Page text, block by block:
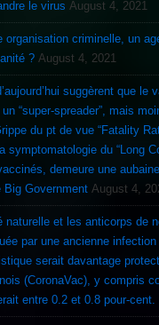
le virus August 4, 2021
organisation criminelle, un
? August 4, 2021
suggèrent que le
“super-spreader”, mais
du pt de vue “Fatality
symptomatologie du “Long
demeure une
Big Government August 4,
naturelle et les anticorps de
par une ancienne
que les
(CoronaVac), y compris
entre 0.2 et 0.8 pour-cent.